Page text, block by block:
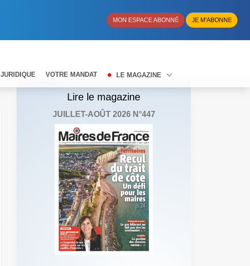
MON ESPACE ABONNÉ JE M'ABONNE
JURIDIQUE VOTRE MANDAT LE MAGAZINE
Lire le magazine
JUILLET-AOÛT 2026 N°447